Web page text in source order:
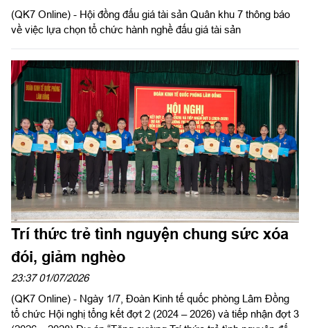
(QK7 Online) - Hội đồng đấu giá tài sản Quân khu 7 thông báo
về việc lựa chọn tổ chức hành nghề đấu giá tài sản
Trí thức trẻ tình nguyện chung sức xóa
đói, giảm nghèo
23:37 01/07/2026
(QK7 Online) - Ngày 1/7, Đoàn Kinh tế quốc phòng Lâm Đồng
tổ chức Hội nghị tổng kết đợt 2 (2024 – 2026) và tiếp nhận đợt 3